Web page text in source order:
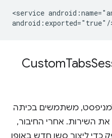
<service
Tabs
משתמשים בכיתה
השירות. אחרי החיבור,
ליצור סשן חדש באופן